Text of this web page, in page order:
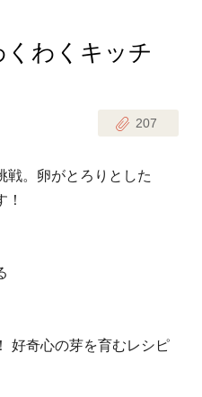
わくキッチ
207
戦。卵がとろりとした
好奇心の芽を育むレシピ
き時間
（2人分）
（3人分）
菜セット
飛田和緒さんレシピ
副菜
おやつ・デザート